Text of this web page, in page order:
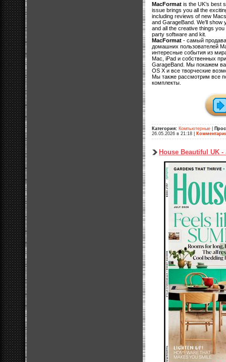
MacFormat is the UK’s best
issue brings you all the
including reviews of new
and GarageBand. We’ll
and all the creative things
party software and kit.
MacFormat - самый
домашних пользователей
интересные события из
Mac, iPad и собственных
GarageBand. Мы покажем
OS X и все творческие
Мы также рассмотрим все
комплекты.
Категория: Компьютерные
26.05.2026 в 21:18
House Beautiful UK -